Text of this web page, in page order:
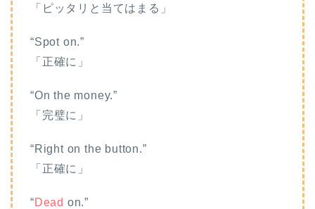
「ピッタリと当てはまる」
“Spot on.”
「正確に」
“On the money.”
「完璧に」
“Right on the button.”
「正確に」
“Dead on.”